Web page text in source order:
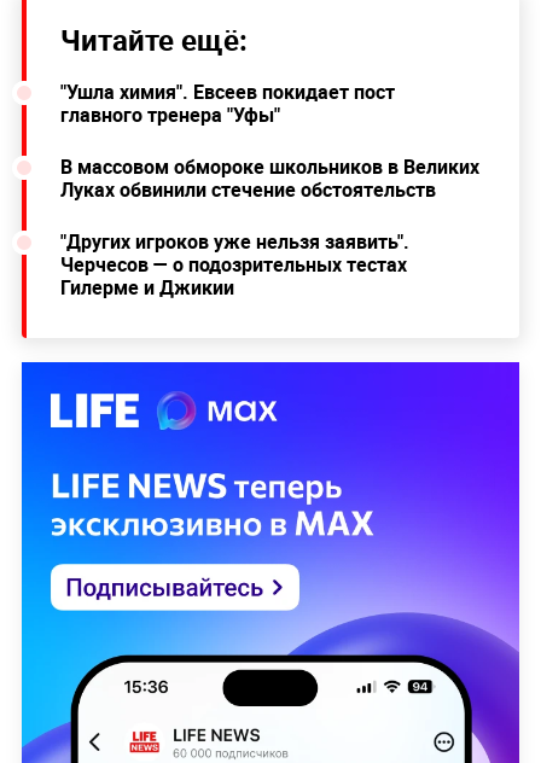
Читайте ещё:
"Ушла химия". Евсеев покидает пост
главного тренера "Уфы"
В массовом обмороке школьников в Великих
Луках обвинили стечение обстоятельств
"Других игроков уже нельзя заявить".
Черчесов — о подозрительных тестах
Гилерме и Джикии